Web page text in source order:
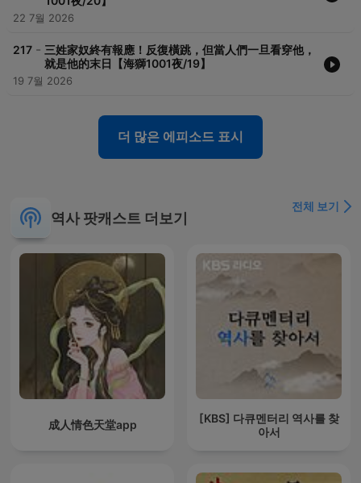
22 7월 2026
217 - 三姓家奴終有報應！反復橫跳，但當人們一旦看穿他，
就是他的末日【海獅1001夜/19】
19 7월 2026
더 많은 에피소드 표시
역사 팟캐스트 더보기
전체 보기
成人情色天堂app
[KBS] 다큐멘터리 역사를 찾
아서